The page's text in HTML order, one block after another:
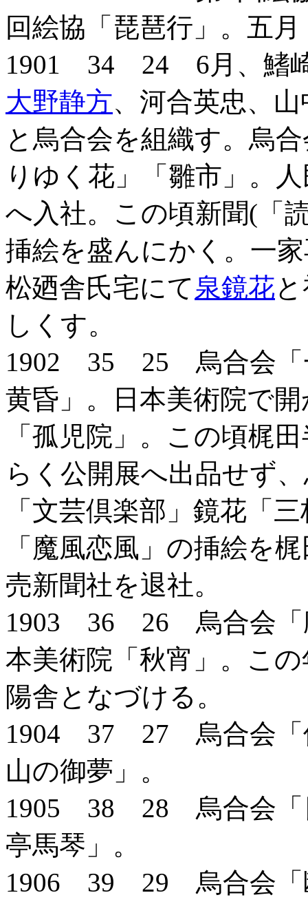
回絵協「琵琶行」。五
1901 34 24 6月、鰭崎
大野静方、河合英忠、
と烏合会を組織す。烏
りゆく花」「雛市」。
へ入社。この頃新聞(「
挿絵を盛んにかく。一
松廼舎氏宅にて泉鏡花
しくす。
1902 35 25 烏合会「
黄昏」。日本美術院で
「孤児院」。この頃梶
らく公開展へ出品せず
「文芸倶楽部」鏡花「
「魔風恋風」の挿絵を
売新聞社を退社。
1903 36 26 烏合会「
本美術院「秋宵」。こ
陽舎となづける。
1904 37 27 烏合会「
山の御夢」。
1905 38 28 烏合会「
亭馬琴」。
1906 39 29 烏合会「